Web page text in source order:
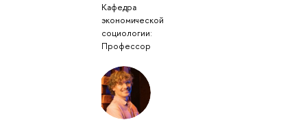
Кафедра
экономической
социологии:
Профессор